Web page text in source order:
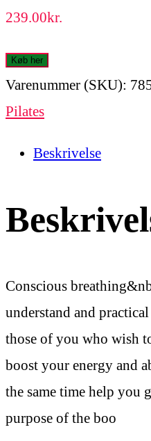
239.00kr.
Køb her
Varenummer (SKU):
Pilates
Beskrivelse
Conscious
understand and
those of you who wish
boost your energy and
the same time help you
purpose of the boo